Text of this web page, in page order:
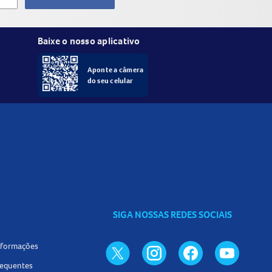
Baixe o nosso aplicativo
Aponte a câmera
do seu celular
SIGA NOSSAS REDES SOCIAIS